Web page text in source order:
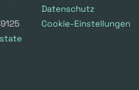
Datenschutz
Cookie-Einstellungen